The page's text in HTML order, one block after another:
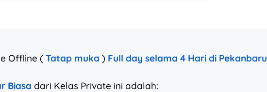
Offline ( Tatap muka ) Full day selama 4 Hari di Pekanbaru
Biasa dari Kelas Private ini adalah: